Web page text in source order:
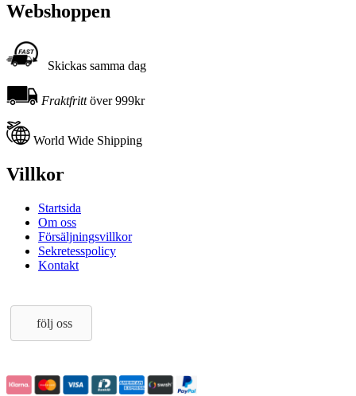
Webshoppen
Skickas samma dag
Fraktfrittöver 999kr
World Wide Shipping
Villkor
Startsida
Om oss
Försäljningsvillkor
Sekretesspolicy
Kontakt
följ oss